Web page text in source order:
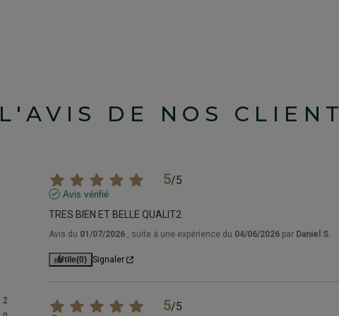
L'AVIS DE NOS
2
5/5
Avis vérifié
TRES BIEN ET BELLE QUALIT2
Avis du 01/07/2026 , suite à une expérience du 04/06/2026 par Daniel S.
Utile(0) Signaler
5/5